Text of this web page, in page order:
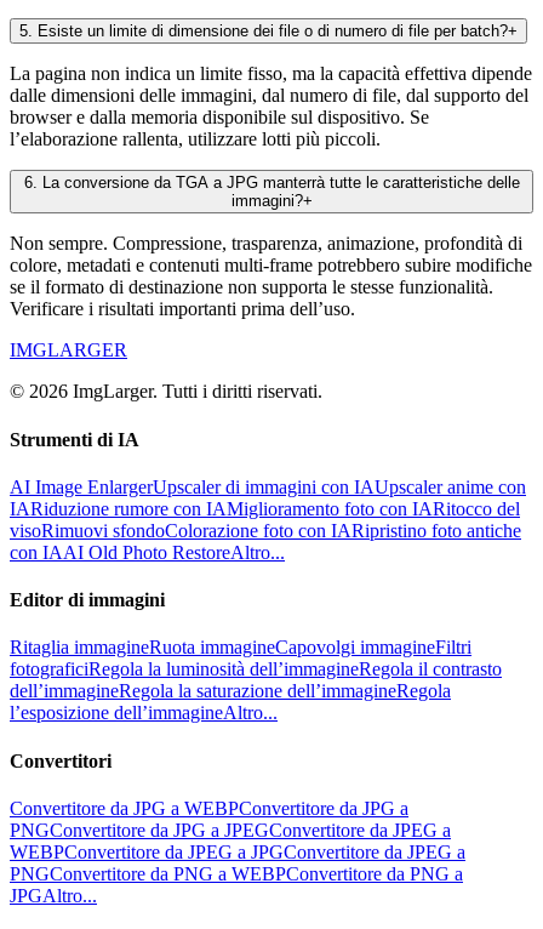
5. Esiste un limite di dimensione dei file o di numero di file per batch?+
La pagina non indica un limite fisso, ma la capacità effettiva dipende
dalle dimensioni delle immagini, dal numero di file, dal supporto del
browser e dalla memoria disponibile sul dispositivo. Se
l’elaborazione rallenta, utilizzare lotti più piccoli.
6. La conversione da TGA a JPG manterrà tutte le caratteristiche delle
immagini?+
Non sempre. Compressione, trasparenza, animazione, profondità di
colore, metadati e contenuti multi-frame potrebbero subire modifiche
se il formato di destinazione non supporta le stesse funzionalità.
Verificare i risultati importanti prima dell’uso.
IMGLARGER
© 2026 ImgLarger. Tutti i diritti riservati.
Strumenti di IA
AI Image EnlargerUpscaler di immagini con IAUpscaler anime con
IARiduzione rumore con IAMiglioramento foto con IARitocco del
visoRimuovi sfondoColorazione foto con IARipristino foto antiche
con IAAI Old Photo RestoreAltro...
Editor di immagini
Ritaglia immagineRuota immagineCapovolgi immagineFiltri
fotograficiRegola la luminosità dell’immagineRegola il contrasto
dell’immagineRegola la saturazione dell’immagineRegola
l’esposizione dell’immagineAltro...
Convertitori
Convertitore da JPG a WEBPConvertitore da JPG a
PNGConvertitore da JPG a JPEGConvertitore da JPEG a
WEBPConvertitore da JPEG a JPGConvertitore da JPEG a
PNGConvertitore da PNG a WEBPConvertitore da PNG a
JPGAltro...